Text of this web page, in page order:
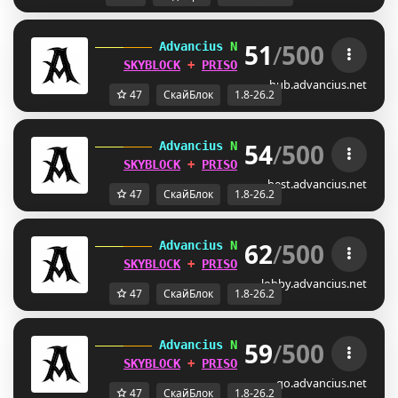
Advancius Network [1.8 - 26.2]
SKYBLOCK + PRISON UPDATES OUT NOW
51/500
hub.advancius.net
47 СкайБлок 1.8-26.2
Advancius Network [1.8 - 26.2]
SKYBLOCK + PRISON UPDATES OUT NOW
54/500
best.advancius.net
47 СкайБлок 1.8-26.2
Advancius Network [1.8 - 26.2]
SKYBLOCK + PRISON UPDATES OUT NOW
62/500
lobby.advancius.net
47 СкайБлок 1.8-26.2
Advancius Network [1.8 - 26.2]
SKYBLOCK + PRISON UPDATES OUT NOW
59/500
go.advancius.net
47 СкайБлок 1.8-26.2